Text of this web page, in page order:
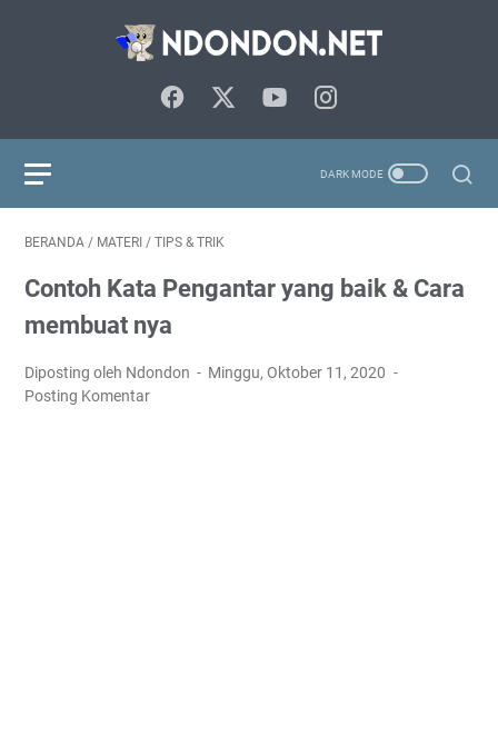
BERANDA / MATERI / TIPS & TRIK
Contoh Kata Pengantar yang baik & Cara
membuat nya
Diposting oleh Ndondon
Minggu, Oktober 11, 2020
Posting Komentar